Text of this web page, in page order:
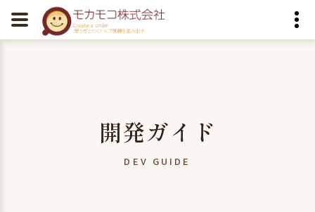
開発ガイド
DEV GUIDE